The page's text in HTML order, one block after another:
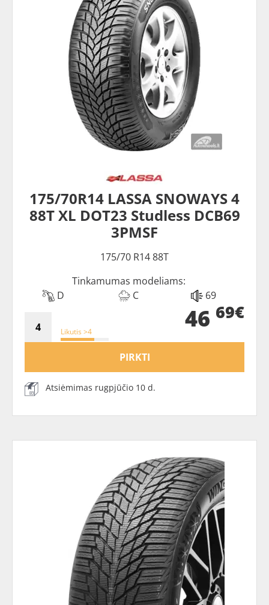
175/70R14 LASSA SNOWAYS 4
88T XL DOT23 Studless DCB69
3PMSF
175/70 R14 88T
Tinkamumas modeliams:
D
C 69
Likutis >4 46 69€
PIRKTI
Atsiėmimas rugpjūčio 10 d.